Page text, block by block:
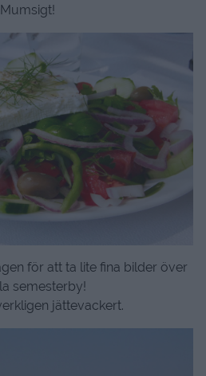
Mumsigt!
för att ta lite fina bilder över
semesterby!
jättevackert.